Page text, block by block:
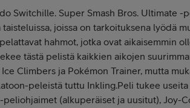
Switchille. Super Smash Bros. Ultimate -
joissa on tarkoituksena lyödä
hahmot, jotka ovat aikaisemmin
tästä pelistä kaikkien aikojen
Climbers ja Pokémon Trainer, mutta
peleistä tuttu Inkling.Peli tukee useita
(alkuperäiset ja uusitut), Joy-